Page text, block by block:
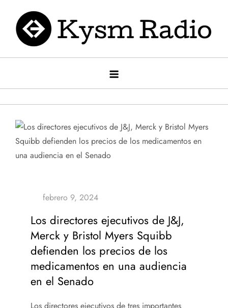
contenido
Kysm radio
Kysm Radio
Los directores ejecutivos de J&J,
Merck y Bristol Myers Squibb
defienden los precios de los
medicamentos en una audiencia
en el Senado